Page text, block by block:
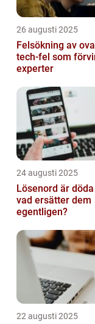
26 augusti 2025
Felsökning av
tech‑fel som
experter
24 augusti 2025
Lösenord är
vad ersätter dem
egentligen?
22 augusti 2025